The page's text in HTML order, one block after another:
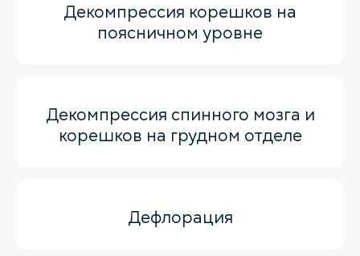
Декомпрессия корешков на
поясничном уровне
Декомпрессия спинного мозга и
корешков на грудном отделе
Дефлорация